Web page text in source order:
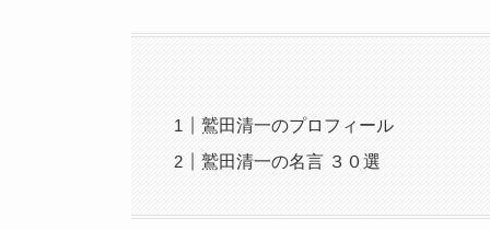
鷲田清一のプロフィール
鷲田清一の名言 ３０選